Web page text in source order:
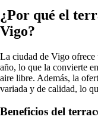
¿Por qué el
Vigo?
La ciudad de Vigo ofrece
año, lo que la convierte
aire libre. Además, la
variada y de calidad, lo
Beneficios del